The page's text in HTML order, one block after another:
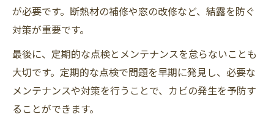
が必要です。断熱材の補修や窓の改修など、結露を防ぐ
対策が重要です。
最後に、定期的な点検とメンテナンスを怠らないことも
大切です。定期的な点検で問題を早期に発見し、必要な
メンテナンスや対策を行うことで、カビの発生を予防す
ることができます。